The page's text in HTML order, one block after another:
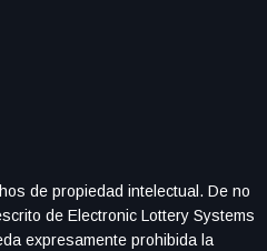
de propiedad intelectual. De no
de Electronic Lottery Systems
expresamente prohibida la